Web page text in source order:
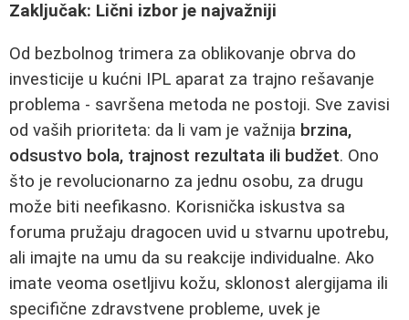
Zaključak: Lični izbor je najvažniji
Od bezbolnog trimera za oblikovanje obrva do
investicije u kućni IPL aparat za trajno rešavanje
problema - savršena metoda ne postoji. Sve zavisi
od vaših prioriteta: da li vam je važnija brzina,
odsustvo bola, trajnost rezultata ili budžet. Ono
što je revolucionarno za jednu osobu, za drugu
može biti neefikasno. Korisnička iskustva sa
foruma pružaju dragocen uvid u stvarnu upotrebu,
ali imajte na umu da su reakcije individualne. Ako
imate veoma osetljivu kožu, sklonost alergijama ili
specifične zdravstvene probleme, uvek je